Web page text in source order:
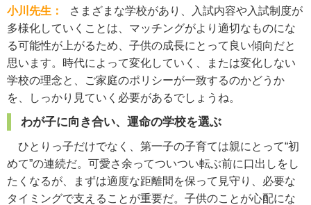
小川先生：
さまざまな学校があり、入試内容や入試制度が
多様化していくことは、マッチングがより適切なものにな
る可能性が上がるため、子供の成長にとって良い傾向だと
思います。時代によって変化していく、または変化しない
学校の理念と、ご家庭のポリシーが一致するのかどうか
を、しっかり見ていく必要があるでしょうね。
わが子に向き合い、運命の学校を選ぶ
ひとりっ子だけでなく、第一子の子育ては親にとって“初
めて”の連続だ。可愛さ余ってついつい転ぶ前に口出しをし
たくなるが、まずは適度な距離間を保って見守り、必要な
タイミングで支えることが重要だ。子供のことが心配にな